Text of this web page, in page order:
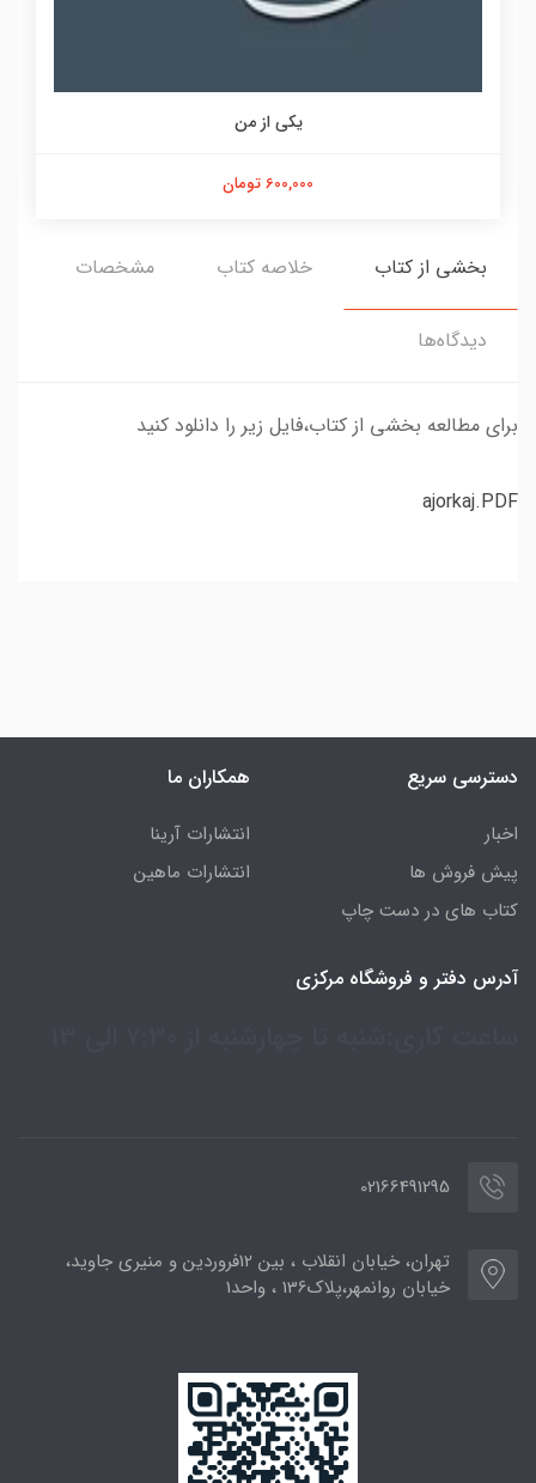
یکی از من
600,000 تومان
بخشی از کتاب خلاصه کتاب مشخصات
دیدگاه‌ها
برای مطالعه بخشی از کتاب،فایل زیر را دانلود کنید
ajorkaj.PDF
دسترسی سریع
اخبار
پیش فروش ها
کتاب های در دست چاپ
همکاران ما
انتشارات آرینا
انتشارات ماهین
آدرس دفتر و فروشگاه مرکزی
02166491295
تهران، خیابان انقلاب ، بین 12فروردین و منیری جاوید،
خیابان روانمهر،پلاک136 ، واحد1